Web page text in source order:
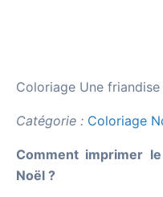
Coloriage Une
Catégorie : Coloriage
Comment imprimer
Noël ?